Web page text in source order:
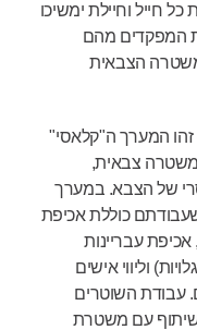
חייל וחיילת ימשיכו
המפקדים מהם
הצבאית
זהו המערך ה"קלאסי"
משטרה צבאית,
של הצבא. במערך
כוללת אכיפת
עבריינות
וליווי אישים
עבודת השוטרים
עם משטרת